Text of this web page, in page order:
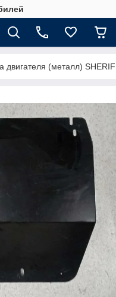
двигателя (металл)